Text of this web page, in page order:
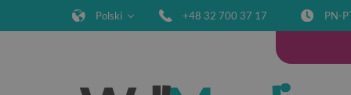
Polski +48 32 700 37 17 PN-